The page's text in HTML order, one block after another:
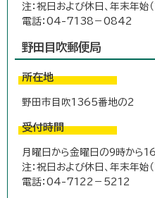
注：祝日および休日、年末年始
電話：04-7138－0842
野田目吹郵便局
所在地
野田市目吹1365番地の2
受付時間
月曜日から金曜日の9時から
注：祝日および休日、年末年始
電話：04-7122－5212